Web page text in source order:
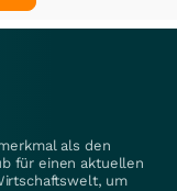
als den
für einen aktuellen
um